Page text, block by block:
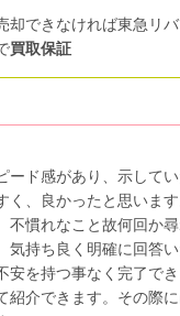
却できなければ東急リ
買取保証
ード感があり、示して
く、良かったと思いま
不慣れなこと故何回か
気持ち良く明確に回答
安を持つ事なく完了で
紹介できます。その際